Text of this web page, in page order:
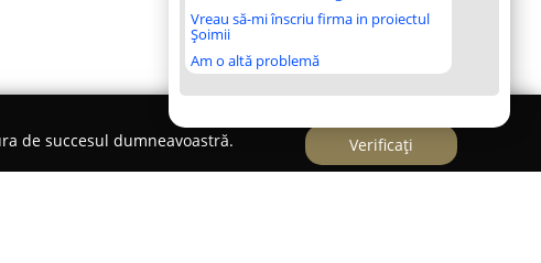
Vreau să-mi înscriu firma in proiectul
Șoimii
Am o altă problemă
de succesul dumneavoastră.
Verificați